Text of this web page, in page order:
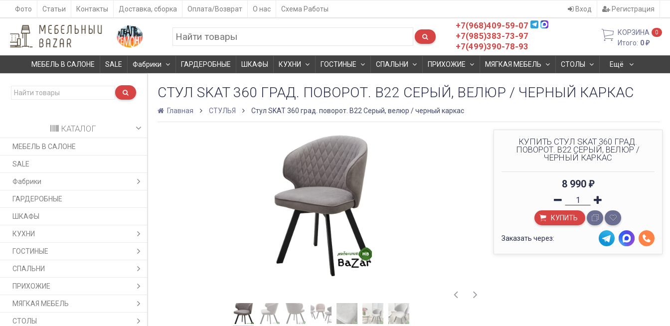
Фото Статьи Контакты Доставка, сборка Оплата/Возврат О нас Схема Работы Вход Регистрация
+7(968)409-59-07
+7(985)383-73-97
+7(499)390-78-93
КОРЗИНА 0
Итого: 0₽
МЕБЕЛЬ В САЛОНЕ SALE Фабрики ГАРДЕРОБНЫЕ ШКАФЫ КУХНИ ГОСТИНЫЕ СПАЛЬНИ ПРИХОЖИЕ МЯГКАЯ МЕБЕЛЬ СТОЛЫ Ещё
КАТАЛОГ
МЕБЕЛЬ В САЛОНЕ
SALE
Фабрики
ГАРДЕРОБНЫЕ
ШКАФЫ
КУХНИ
ГОСТИНЫЕ
СПАЛЬНИ
ПРИХОЖИЕ
МЯГКАЯ МЕБЕЛЬ
СТОЛЫ
СТУЛ SKAT 360 ГРАД. ПОВОРОТ. B22 СЕРЫЙ, ВЕЛЮР / ЧЕРНЫЙ КАРКАС
Главная СТУЛЬЯ Стул SKAT 360 град. поворот. B22 Серый, велюр / черный каркас
КУПИТЬ СТУЛ SKAT 360 ГРАД.
ПОВОРОТ. B22 СЕРЫЙ, ВЕЛЮР /
ЧЕРНЫЙ КАРКАС
8 990 ₽
КУПИТЬ
Заказать через: